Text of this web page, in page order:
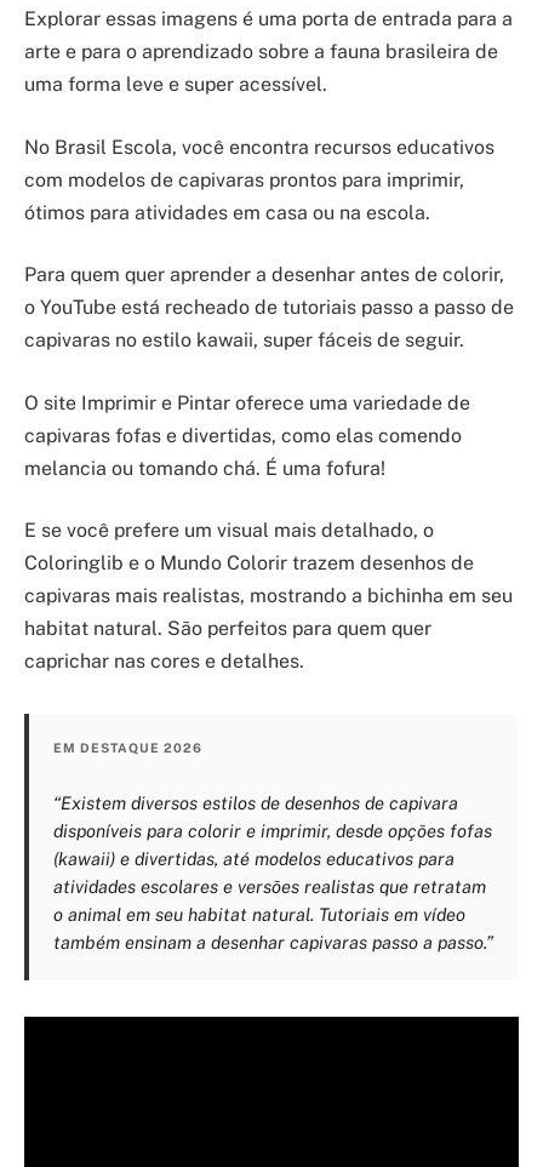
Explorar essas imagens é uma porta de entrada para a
arte e para o aprendizado sobre a fauna brasileira de
uma forma leve e super acessível.
No Brasil Escola, você encontra recursos educativos
com modelos de capivaras prontos para imprimir,
ótimos para atividades em casa ou na escola.
Para quem quer aprender a desenhar antes de colorir,
o YouTube está recheado de tutoriais passo a passo de
capivaras no estilo kawaii, super fáceis de seguir.
O site Imprimir e Pintar oferece uma variedade de
capivaras fofas e divertidas, como elas comendo
melancia ou tomando chá. É uma fofura!
E se você prefere um visual mais detalhado, o
Coloringlib e o Mundo Colorir trazem desenhos de
capivaras mais realistas, mostrando a bichinha em seu
habitat natural. São perfeitos para quem quer
caprichar nas cores e detalhes.
EM DESTAQUE 2026
“Existem diversos estilos de desenhos de capivara
disponíveis para colorir e imprimir, desde opções fofas
(kawaii) e divertidas, até modelos educativos para
atividades escolares e versões realistas que retratam
o animal em seu habitat natural. Tutoriais em vídeo
também ensinam a desenhar capivaras passo a passo.”